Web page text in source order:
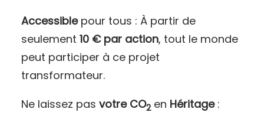
Accessiblepour tous : À partir de
seulement 10 € par action, tout le monde
peut participer à ce projet
transformateur.
Ne laissez pas votre CO2en Héritage: